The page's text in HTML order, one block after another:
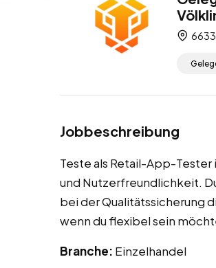
Jobbeschreibung
Teste als Retail-App-Tester
und Nutzerfreundlichkeit.
bei der Qualitätssicherung
wenn du flexibel sein
Branche: Einzelhandel